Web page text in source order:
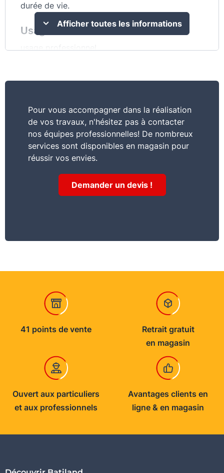
durée de vie.
Usage
usage professionnel
Afficher toutes les informations
Pour vous accompagner dans la réalisation
de vos travaux, n'hésitez pas à contacter
nos équipes professionnelles! De nombreux
services sont disponibles en magasin pour
réussir vos envies.
Demander un devis !
41 points de vente
Retrait gratuit
en magasin
Ouvert aux particuliers
et aux professionnels
Avantages clients en
ligne & en magasin